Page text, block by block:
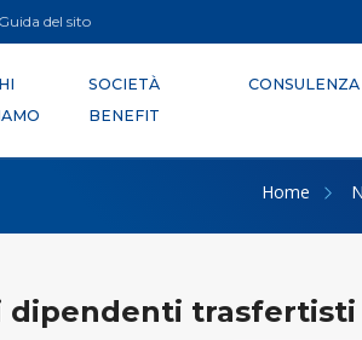
del sito
SOCIETÀ
BENEFIT
CONSULENZA
Home
dipendenti trasfertisti